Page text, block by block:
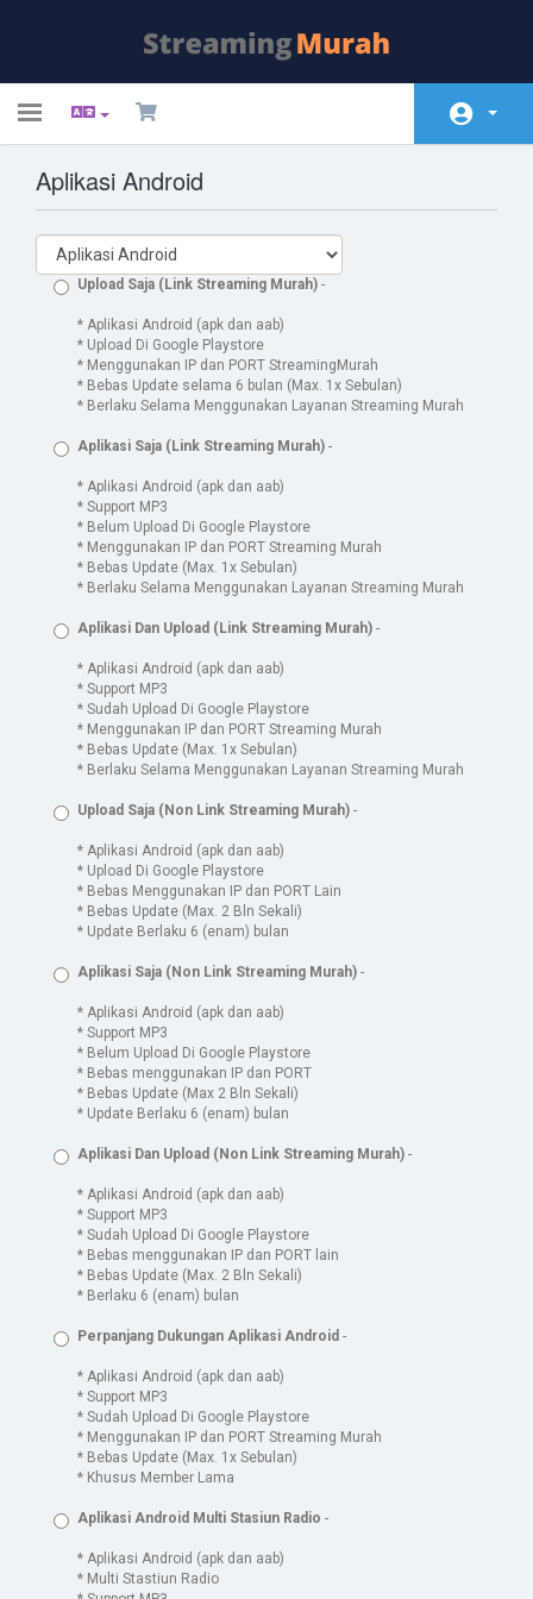
Toggle
Àrea d'Inici clients
Promocions
Preguntes Freqüents - FAQ
Estat de la xarxa
Aplikasi Android
Upload Saja (Link Streaming Murah) -
* Aplikasi Android (apk dan aab)
* Upload Di Google Playstore
* Menggunakan IP dan PORT StreamingMurah
* Bebas Update selama 6 bulan (Max. 1x Sebulan)
* Berlaku Selama Menggunakan Layanan Streaming Murah
Aplikasi Saja (Link Streaming Murah) -
* Aplikasi Android (apk dan aab)
* Support MP3
* Belum Upload Di Google Playstore
* Menggunakan IP dan PORT Streaming Murah
* Bebas Update (Max. 1x Sebulan)
* Berlaku Selama Menggunakan Layanan Streaming Murah
Aplikasi Dan Upload (Link Streaming Murah) -
* Aplikasi Android (apk dan aab)
* Support MP3
* Sudah Upload Di Google Playstore
* Menggunakan IP dan PORT Streaming Murah
* Bebas Update (Max. 1x Sebulan)
* Berlaku Selama Menggunakan Layanan Streaming Murah
Upload Saja (Non Link Streaming Murah) -
* Aplikasi Android (apk dan aab)
* Upload Di Google Playstore
* Bebas Menggunakan IP dan PORT Lain
* Bebas Update (Max. 2 Bln Sekali)
* Update Berlaku 6 (enam) bulan
Aplikasi Saja (Non Link Streaming Murah) -
* Aplikasi Android (apk dan aab)
* Support MP3
* Belum Upload Di Google Playstore
* Bebas menggunakan IP dan PORT
* Bebas Update (Max 2 Bln Sekali)
* Update Berlaku 6 (enam) bulan
Aplikasi Dan Upload (Non Link Streaming Murah) -
* Aplikasi Android (apk dan aab)
* Support MP3
* Sudah Upload Di Google Playstore
* Bebas menggunakan IP dan PORT lain
* Bebas Update (Max. 2 Bln Sekali)
* Berlaku 6 (enam) bulan
Perpanjang Dukungan Aplikasi Android -
* Aplikasi Android (apk dan aab)
* Support MP3
* Sudah Upload Di Google Playstore
* Menggunakan IP dan PORT Streaming Murah
* Bebas Update (Max. 1x Sebulan)
* Khusus Member Lama
Aplikasi Android Multi Stasiun Radio -
* Aplikasi Android (apk dan aab)
* Multi Stastiun Radio